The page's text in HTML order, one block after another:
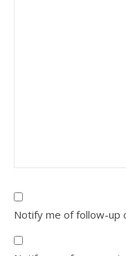
Notify me of follow-up